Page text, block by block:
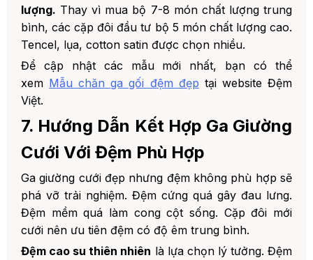
lượng. Thay vì mua bộ 7-8 món chất lượng trung
bình, các cặp đôi đầu tư bộ 5 món chất lượng cao.
Tencel, lụa, cotton satin được chọn nhiều.
Để cập nhật các mẫu mới nhất, bạn có thể
xem Mẫu chăn ga gối đệm đẹp tại website Đệm
Việt.
7. Hướng Dẫn Kết Hợp Ga Giường
Cưới Với Đệm Phù Hợp
Ga giường cưới đẹp nhưng đệm không phù hợp sẽ
phá vỡ trải nghiệm. Đệm cứng quá gây đau lưng.
Đệm mềm quá làm cong cột sống. Cặp đôi mới
cưới nên ưu tiên đệm có độ êm trung bình.
Đệm cao su thiên nhiên là lựa chọn lý tưởng. Đệm